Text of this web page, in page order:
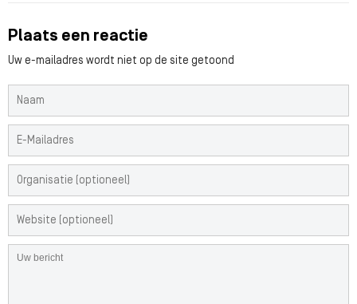
Plaats een reactie
Uw e-mailadres wordt niet op de site getoond